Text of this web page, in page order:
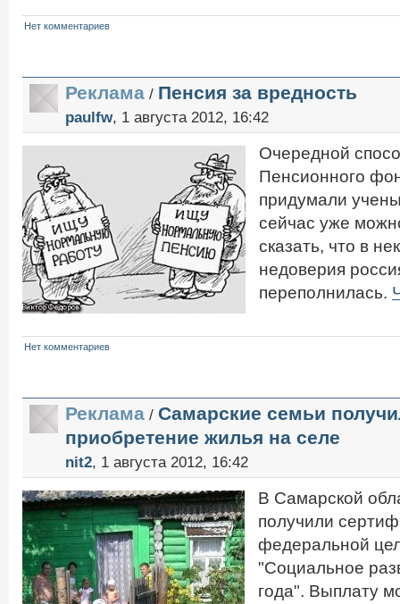
Нет комментариев
Реклама / Пенсия за вредность
paulfw, 1 августа 2012, 16:42
Очередной
Пенсионного
придумали
сейчас уже
сказать, что в
недоверия
переполнилась.
Нет комментариев
Реклама / Самарские семьи
приобретение жилья на селе
nit2, 1 августа 2012, 16:42
В Самарской
получили
федеральной
"Социальное
года". Выплату